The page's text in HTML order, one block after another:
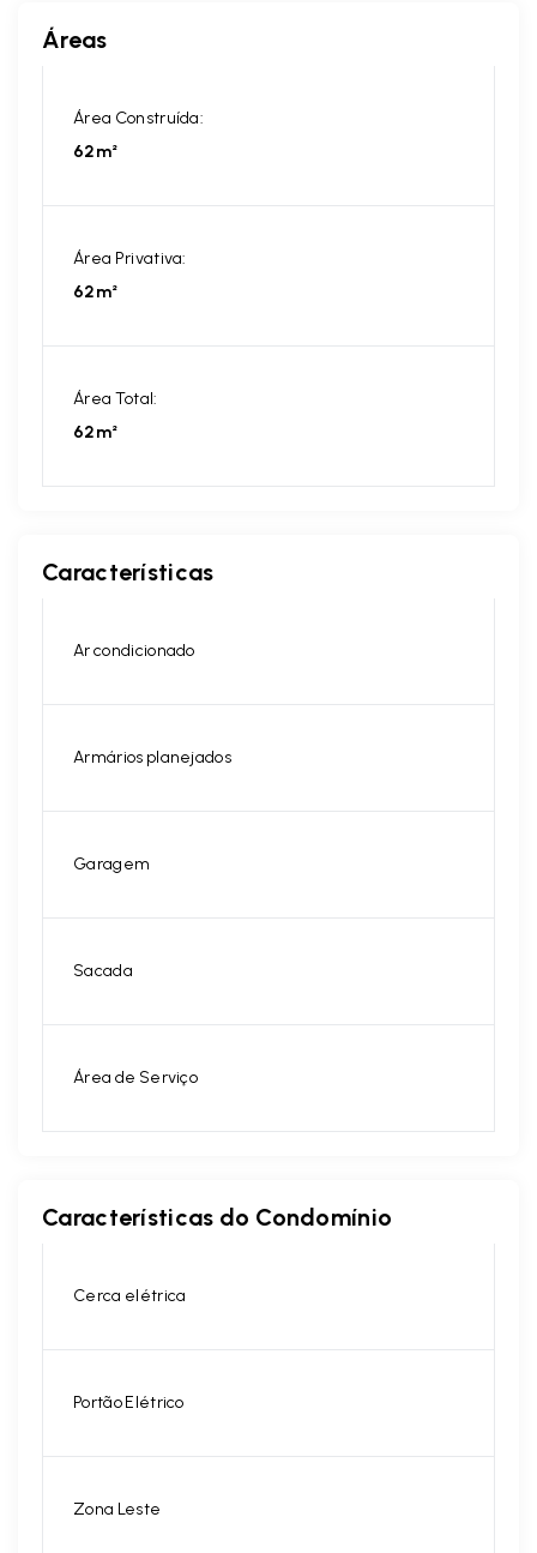
Áreas
Área Construída:
62m²
Área Privativa:
62m²
Área Total:
62m²
Características
Ar condicionado
Armários planejados
Garagem
Sacada
Área de Serviço
Características do Condomínio
Cerca elétrica
Portão Elétrico
Zona Leste